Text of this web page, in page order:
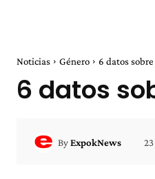
Noticias Género 6 datos
6 datos
ByExpokNews